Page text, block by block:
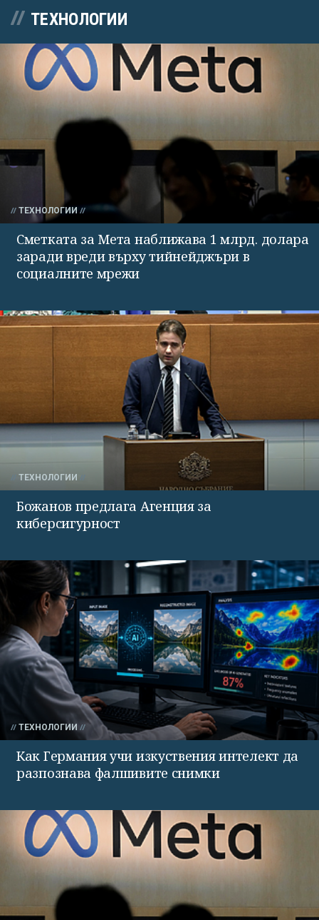
ТЕХНОЛОГИИ
ТЕХНОЛОГИИ
Сметката за Мета наближава 1 млрд. долара
заради вреди върху тийнейджъри в
социалните мрежи
ТЕХНОЛОГИИ
Божанов предлага Агенция за
киберсигурност
ТЕХНОЛОГИИ
Как Германия учи изкуствения интелект да
разпознава фалшивите снимки